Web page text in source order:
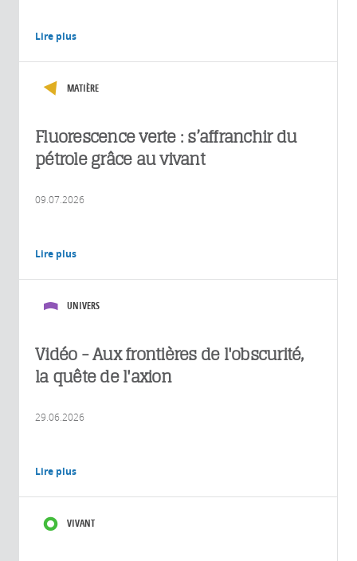
Lire plus
MATIÈRE
Fluorescence verte : s’affranchir du
pétrole grâce au vivant
09.07.2026
Lire plus
UNIVERS
Vidéo - Aux frontières de l'obscurité,
la quête de l'axion
29.06.2026
Lire plus
VIVANT